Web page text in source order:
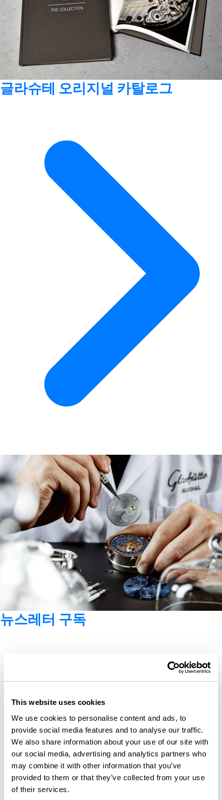
This website uses cookies
We use cookies to personalise content and ads, to
provide social media features and to analyse our traffic.
We also share information about your use of our site with
our social media, advertising and analytics partners who
may combine it with other information that you’ve
provided to them or that they’ve collected from your use
of their services.
글라슈테 오리지널 카탈로그
뉴스레터 구독